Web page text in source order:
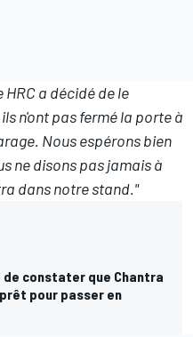
HRC a décidé dele
n'ont pas fermé la porte à
Nous espérons bien
ne disons pas jamais à
dans notre stand."
de constater que Chantra
pour passer en